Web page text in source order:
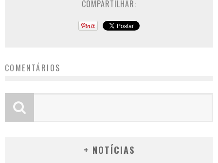
COMPARTILHAR:
COMENTÁRIOS
+ NOTÍCIAS